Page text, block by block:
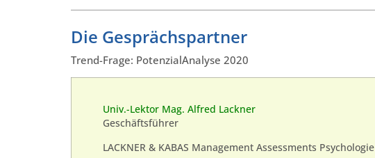
Die Gesprächspartner
Trend-Frage: PotenzialAnalyse 2020
Univ.-Lektor Mag. Alfred Lackner
Geschäftsführer
LACKNER & KABAS Management Assessments Psychologie